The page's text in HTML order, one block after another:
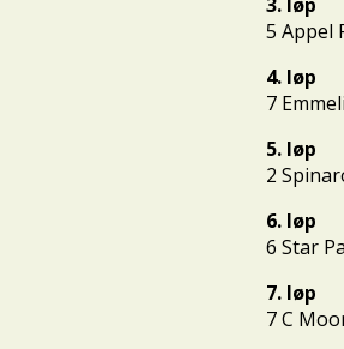
5 Appel
4. løp
7
5. løp
2
6. løp
6 Star
7. løp
7 C